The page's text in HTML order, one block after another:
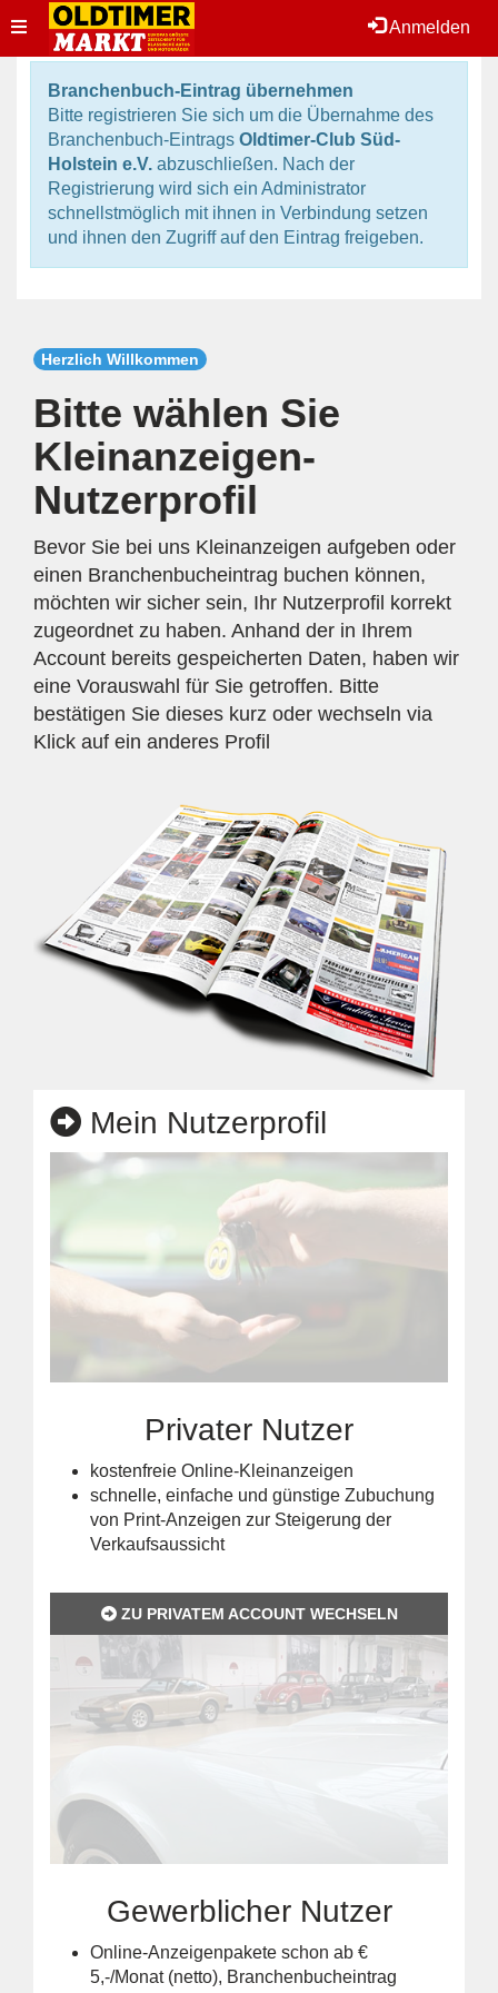
Anmelden
Toggle
navigationBranchenbuch-Eintrag übernehmen
Bitte registrieren Sie sich um die Übernahme des
Branchenbuch-Eintrags Oldtimer-Club Süd-
Holstein e.V. abzuschließen. Nach der
Registrierung wird sich ein Administrator
schnellstmöglich mit ihnen in Verbindung setzen
und ihnen den Zugriff auf den Eintrag freigeben.
Herzlich Willkommen
Bitte wählen Sie
Kleinanzeigen-
Nutzerprofil
Bevor Sie bei uns Kleinanzeigen aufgeben oder
einen Branchenbucheintrag buchen können,
möchten wir sicher sein, Ihr Nutzerprofil korrekt
zugeordnet zu haben. Anhand der in Ihrem
Account bereits gespeicherten Daten, haben wir
eine Vorauswahl für Sie getroffen. Bitte
bestätigen Sie dieses kurz oder wechseln via
Klick auf ein anderes Profil
Mein Nutzerprofil
Privater Nutzer
kostenfreie Online-Kleinanzeigen
schnelle, einfache und günstige Zubuchung
von Print-Anzeigen zur Steigerung der
Verkaufsaussicht
ZU PRIVATEM ACCOUNT WECHSELN
Gewerblicher Nutzer
Online-Anzeigenpakete schon ab €
5,-/Monat (netto), Branchenbucheintrag